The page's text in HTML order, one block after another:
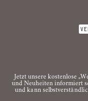
Jetzt unsere kostenlose
und Neuheiten informiert
und kann